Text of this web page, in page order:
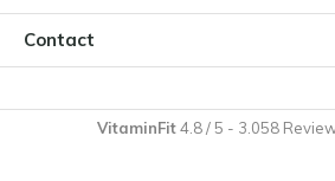
Contact
VitaminFit4.8/5 - 3.058